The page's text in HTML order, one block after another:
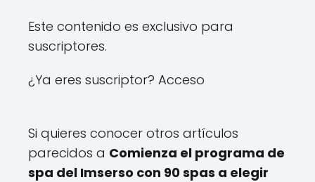
Este contenido es exclusivo para
suscriptores.
¿Ya eres suscriptor? Acceso
Si quieres conocer otros artículos
parecidos a Comienza el programa de
spa del Imserso con 90 spas a elegir